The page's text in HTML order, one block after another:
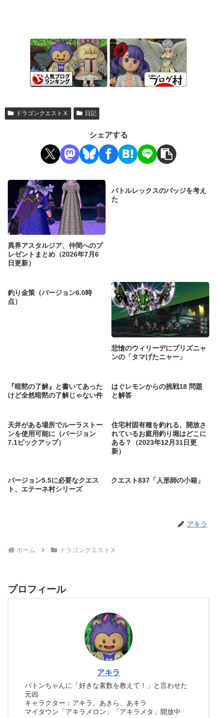
ドラゴンクエストⅩ 日記
シェアする
異界アスタルジア、仲間へのプ
レゼントまとめ（2026年7月6
日更新）
バトルレックスのバッジを考え
た
釣り金策（バージョン6.0時
点）
悲愴のウィリーデにプリズニャ
ンの「タマげたニャー」
『暗黙の了解』と書いてあった
けど全然暗黙の了解じゃない件
はぐレモンからの挑戦18 問題
と解答
天井がある場所でルーラストー
ンを使用可能に（バージョン
7.1ピックアップ）
住宅村固有種を釣れる、開放さ
れているお庭用釣り堀はどこに
ある？（2023年12月31日更
新）
バージョン5.5に必要なクエス
ト、エテーネ村シリーズ
クエスト837「人形師の小箱」
アキラ
ホーム ドラゴンクエストⅩ
プロフィール
アキラ
バトンちゃんに「好きな素数を教えて！」と言わせた
元凶
キャラクター：アキラ、あきら、あキラ
マイタウン「アキラメロン」「アキラメタ」開放中